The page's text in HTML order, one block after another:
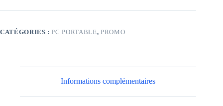
HP
DW1024NK
N4120
CATÉGORIES :PC PORTABLE, PROMO
Informations complémentaires